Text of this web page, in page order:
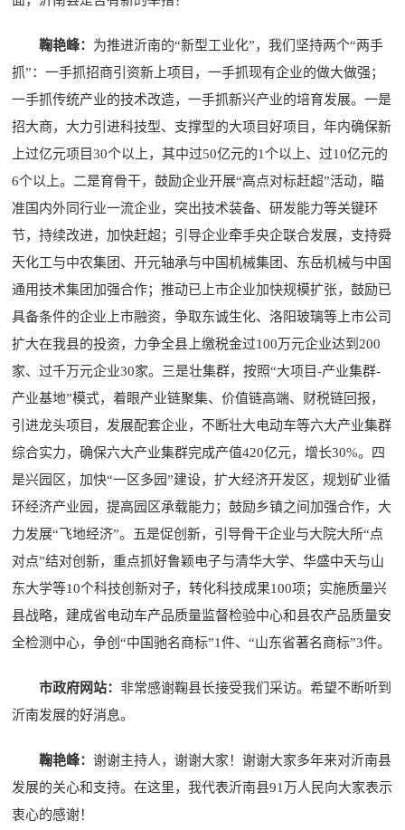
鞠艳峰： 为推进沂南的“新型工业化”，我们坚持两个“两手
抓”：一手抓招商引资新上项目，一手抓现有企业的做大做强；
一手抓传统产业的技术改造，一手抓新兴产业的培育发展。一是
招大商，大力引进科技型、支撑型的大项目好项目，年内确保新
上过亿元项目30个以上，其中过50亿元的1个以上、过10亿元的
6个以上。二是育骨干，鼓励企业开展“高点对标赶超”活动，瞄
准国内外同行业一流企业，突出技术装备、研发能力等关键环
节，持续改进，加快赶超；引导企业牵手央企联合发展，支持舜
天化工与中农集团、开元轴承与中国机械集团、东岳机械与中国
通用技术集团加强合作；推动已上市企业加快规模扩张，鼓励已
具备条件的企业上市融资，争取东诚生化、洛阳玻璃等上市公司
扩大在我县的投资，力争全县上缴税金过100万元企业达到200
家、过千万元企业30家。三是壮集群，按照“大项目-产业集群-
产业基地”模式，着眼产业链聚集、价值链高端、财税链回报，
引进龙头项目，发展配套企业，不断壮大电动车等六大产业集群
综合实力，确保六大产业集群完成产值420亿元，增长30%。四
是兴园区，加快“一区多园”建设，扩大经济开发区，规划矿业循
环经济产业园，提高园区承载能力；鼓励乡镇之间加强合作，大
力发展“飞地经济”。五是促创新，引导骨干企业与大院大所“点
对点”结对创新，重点抓好鲁颖电子与清华大学、华盛中天与山
东大学等10个科技创新对子，转化科技成果100项；实施质量兴
县战略，建成省电动车产品质量监督检验中心和县农产品质量安
全检测中心，争创“中国驰名商标”1件、“山东省著名商标”3件。
市政府网站：非常感谢鞠县长接受我们采访。希望不断听到
沂南发展的好消息。
鞠艳峰：谢谢主持人，谢谢大家！谢谢大家多年来对沂南县
发展的关心和支持。在这里，我代表沂南县91万人民向大家表示
衷心的感谢！